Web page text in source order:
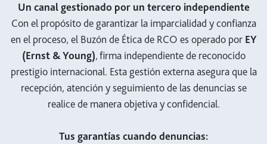
Un canal gestionado por un tercero independiente
Con el propósito de garantizar la imparcialidad y confianza
en el proceso, el Buzón de Ética de RCO es operado por EY
(Ernst & Young), firma independiente de reconocido
prestigio internacional. Esta gestión externa asegura que la
recepción, atención y seguimiento de las denuncias se
realice de manera objetiva y confidencial.
Tus garantías cuando denuncias: